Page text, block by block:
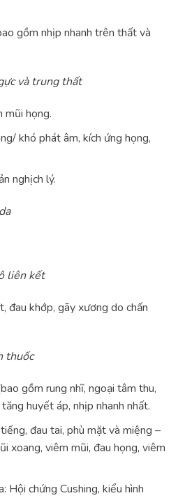
gồm nhịp nhanh trên thất và
và trung thất
mũi họng.
khó phát âm, kích ứng họng,
nghịch lý.
liên kết
đau khớp, gãy xương do chấn
thuốc
gồm rung nhĩ, ngoại tâm thu,
huyết áp, nhịp nhanh nhất.
đau tai, phù mặt và miệng –
xoang, viêm mũi, đau họng, viêm
Hội chứng Cushing, kiểu hình